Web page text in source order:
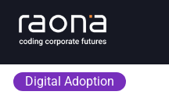
Digital Adoption